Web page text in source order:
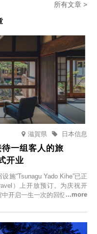
所有文章 >
滋賀県 日本信息
一组客人的旅
开业
施“Tsunagu Yado Kihe”已正
）上开放预订。为庆祝开
开启一生一次的回忆之旅”活
。